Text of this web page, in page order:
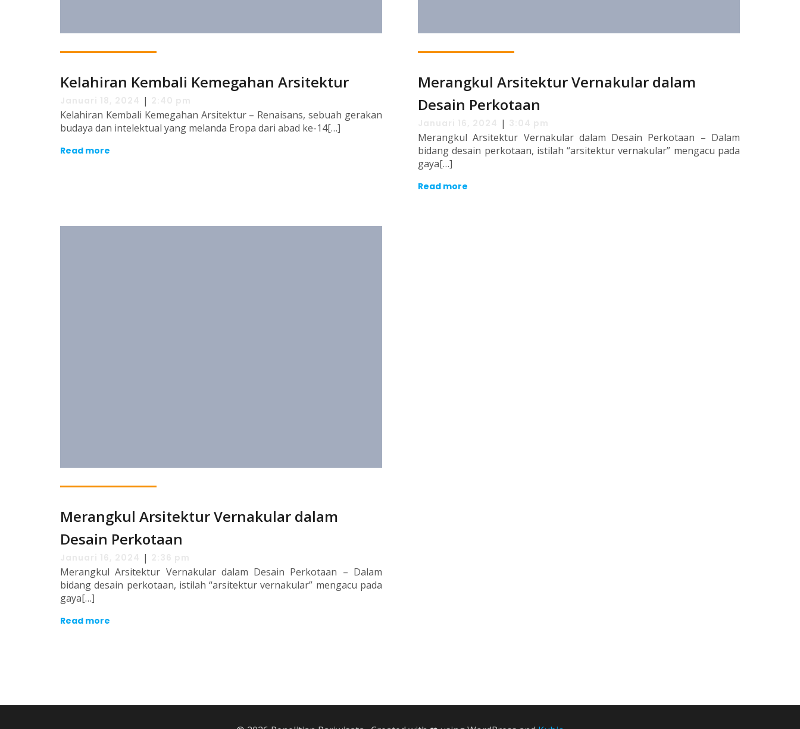
Kelahiran Kembali Kemegahan Arsitektur
|
Kelahiran Kembali Kemegahan Arsitektur – Renaisans, sebuah gerakan
budaya dan intelektual yang melanda Eropa dari abad ke-14[…]
Read more
Merangkul Arsitektur Vernakular dalam
Desain Perkotaan
|
Merangkul Arsitektur Vernakular dalam Desain Perkotaan – Dalam
bidang desain perkotaan, istilah “arsitektur vernakular” mengacu pada
gaya[…]
Read more
Merangkul Arsitektur Vernakular dalam
Desain Perkotaan
|
Merangkul Arsitektur Vernakular dalam Desain Perkotaan – Dalam
bidang desain perkotaan, istilah “arsitektur vernakular” mengacu pada
gaya[…]
Read more